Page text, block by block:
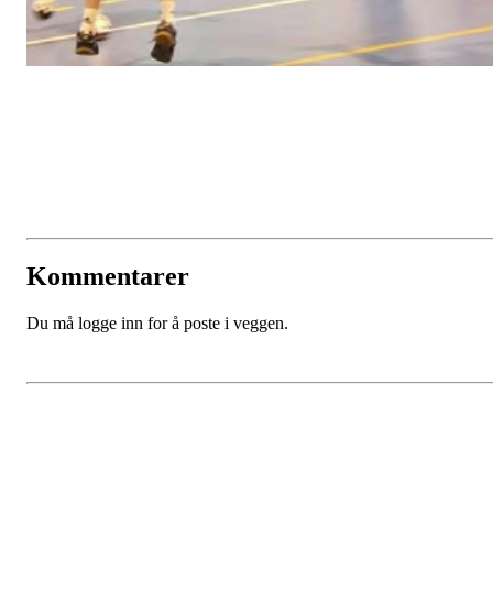
Kommentarer
Du må logge inn for å poste i veggen.